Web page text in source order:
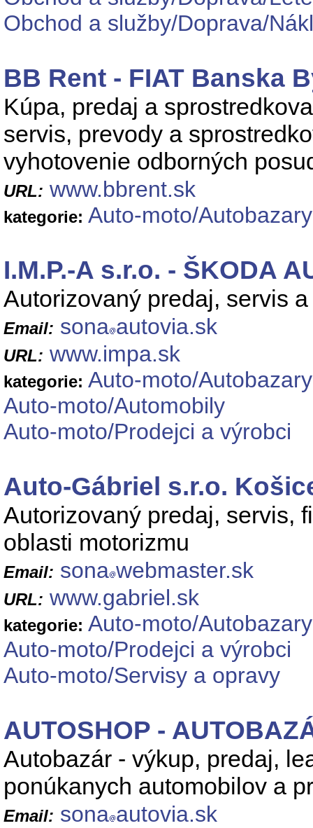
Obchod a služby/Doprava/
BB Rent - FIAT Banska
Kúpa, predaj a
servis, prevody a
vyhotovenie odborných
URL: www.bbrent.sk
kategorie: Auto-moto/Autobazary
I.M.P.-A s.r.o. - ŠKODA
Autorizovaný predaj, servis
Email: sona autovia.sk
URL: www.impa.sk
kategorie: Auto-moto/Autobazary
Auto-moto/Automobily
Auto-moto/Prodejci a výrobci
Auto-Gábriel s.r.o.
Autorizovaný predaj, servis,
oblasti motorizmu
Email: sona webmaster.sk
URL: www.gabriel.sk
kategorie: Auto-moto/Autobazary
Auto-moto/Prodejci a výrobci
Auto-moto/Servisy a opravy
AUTOSHOP -
Autobazár - výkup, predaj,
ponúkanych automobilov a
Email: sona autovia.sk